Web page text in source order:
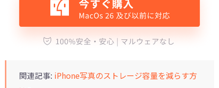
関連記事: iPhone写真のストレージ容量を減らす方